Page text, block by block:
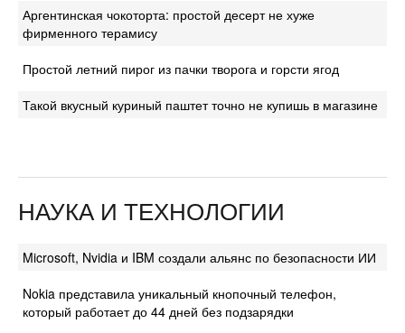
Аргентинская чокоторта: простой десерт не хуже
фирменного терамису
Простой летний пирог из пачки творога и горсти ягод
Такой вкусный куриный паштет точно не купишь в магазине
НАУКА И ТЕХНОЛОГИИ
Microsoft, Nvidia и IBM создали альянс по безопасности ИИ
Nokia представила уникальный кнопочный телефон,
который работает до 44 дней без подзарядки